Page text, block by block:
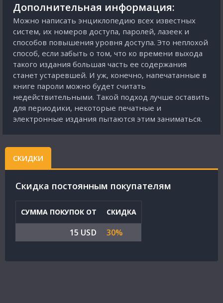
Дополнительная информация:
Можно написать энциклопедию всех известных
систем, их номеров доступа, паролей, лазеек и
способов повышения уровня доступа. Это неплохой
способ, если забыть о том, что ко времени выхода
такого издания большая часть ее содержания
станет устаревшей. И уж, конечно, напечатанные в
книге пароли можно будет считать
недействительными. Такой подход лучше оставить
для периодики, некоторые печатные и
электронные издания пытаются этим заниматься.
СКИДКИ
Cкидка постоянным покупателям
СУММА ПОКУПОК ОТ СКИДКА
15 USD 30%